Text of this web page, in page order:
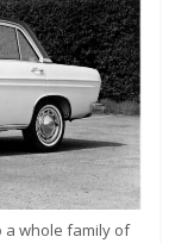
a whole family of